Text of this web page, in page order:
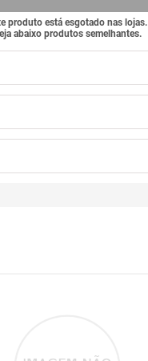
produto está esgotado nas lojas.
abaixo produtos semelhantes.